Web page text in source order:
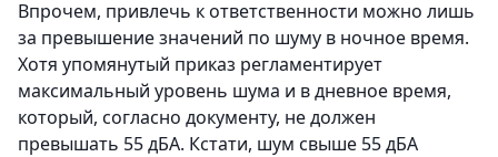
Впрочем, привлечь к ответственности можно лишь
за превышение значений по шуму в ночное время.
Хотя упомянутый приказ регламентирует
максимальный уровень шума и в дневное время,
который, согласно документу, не должен
превышать 55 дБА. Кстати, шум свыше 55 дБА